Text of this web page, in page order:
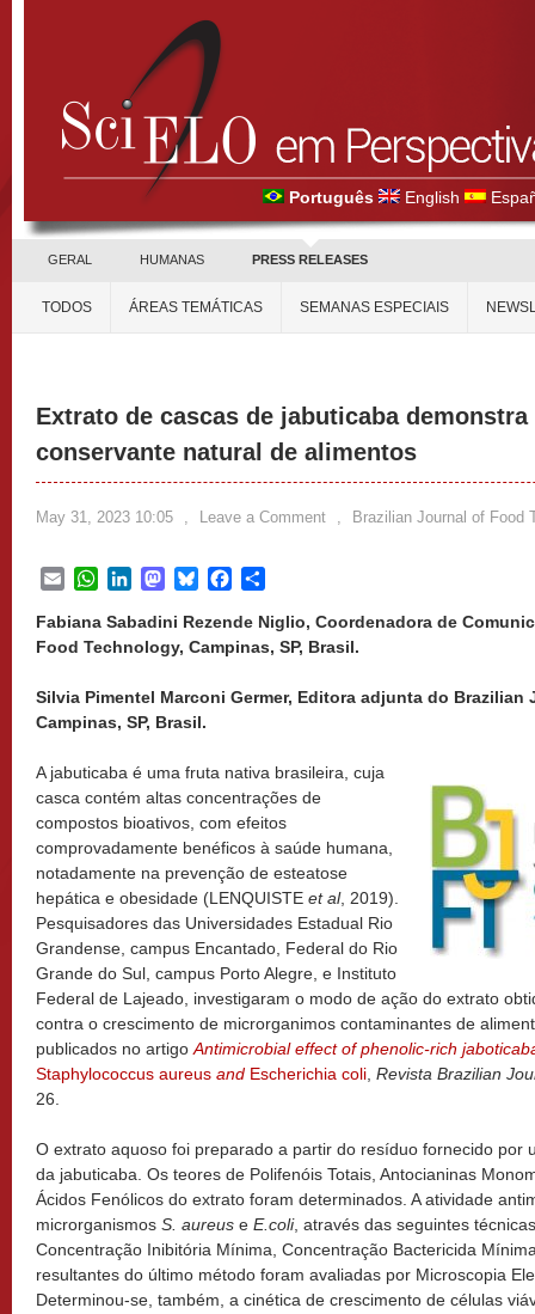
Português English
GERAL HUMANAS PRESS RELEASES
TODOS ÁREAS TEMÁTICAS SEMANAS ESPECIAIS
Extrato de cascas de jabuticaba
conservante natural de alimentos
May 31, 2023 10:05 , Leave a Comment , Brazilian Journal of Food
EmailWhatsApp
LinkedInMastodon
BlueskyFacebook
Fabiana Sabadini Rezende Niglio, Coordenadora de
Food Technology, Campinas, SP, Brasil.
Silvia Pimentel Marconi Germer, Editora adjunta do
Campinas, SP, Brasil.
A jabuticaba é uma fruta nativa brasileira, cuja
casca contém altas concentrações de
compostos bioativos, com efeitos
comprovadamente benéficos à saúde humana,
notadamente na prevenção de esteatose
hepática e obesidade (LENQUISTE et al, 2019).
Pesquisadores das Universidades Estadual Rio
Grandense, campus Encantado, Federal do Rio
Grande do Sul, campus Porto Alegre, e Instituto
Federal de Lajeado, investigaram o modo de ação do extrato
contra o crescimento de microrganimos contaminantes de
publicados no artigo Antimicrobial effect of phenolic-rich
Staphylococcus aureus and Escherichia coli Revista Brazilian
26.
O extrato aquoso foi preparado a partir do resíduo fornecido por
da jabuticaba. Os teores de Polifenóis Totais, Antocianinas
Ácidos Fenólicos do extrato foram determinados. A atividade
microrganismos S. aureus e E.coli, através das seguintes
Concentração Inibitória Mínima, Concentração Bactericida
resultantes do último método foram avaliadas por Microscopia
Determinou-se, também, a cinética de crescimento de células